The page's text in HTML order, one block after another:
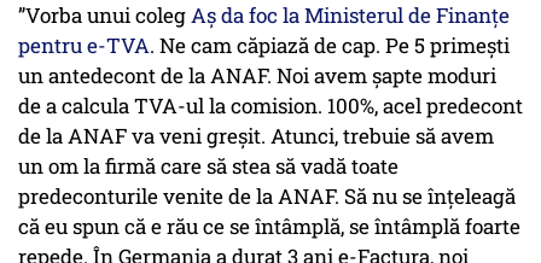
”Vorba unui colegAș da foc la Ministerul de Finanțe
pentru e-TVA. Ne cam căpiază de cap. Pe 5 primești
un antedecont de la ANAF. Noi avem șapte moduri
de a calcula TVA-ul la comision. 100%, acel predecont
de la ANAF va veni greșit. Atunci, trebuie să avem
un om la firmă care să stea să vadă toate
predeconturile venite de la ANAF. Să nu se înțeleagă
că eu spun că e rău ce se întâmplă, se întâmplă foarte
repede. În Germania a durat 3 ani e-Factura, noi